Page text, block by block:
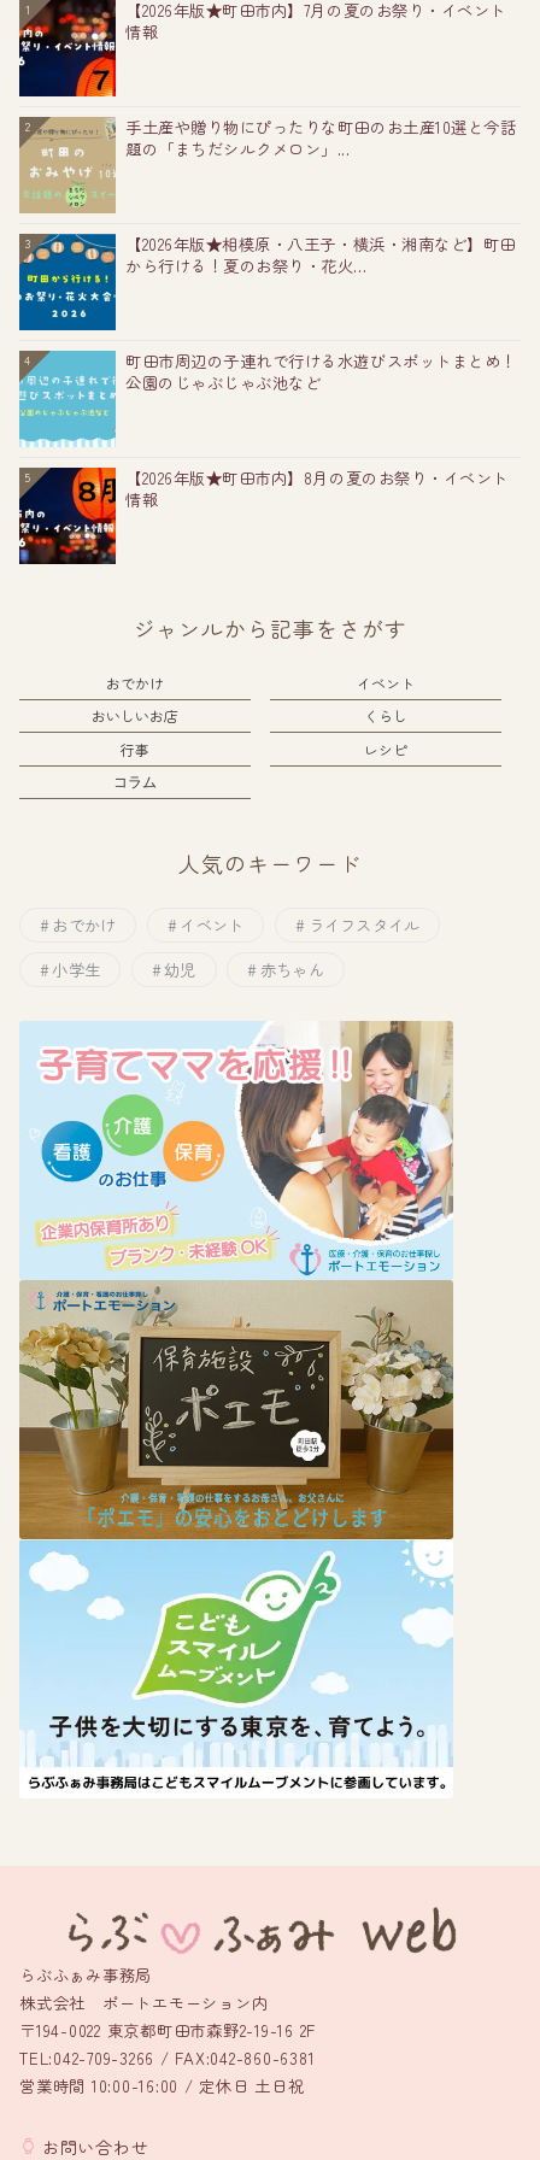
1
【2026年版★町田市内】7月の夏のお祭り・イベント
情報
2
手土産や贈り物にぴったりな町田のお土産10選と今話
題の「まちだシルクメロン」...
3
【2026年版★相模原・八王子・横浜・湘南など】町田
から行ける！夏のお祭り・花火...
4
町田市周辺の子連れで行ける水遊びスポットまとめ！
公園のじゃぶじゃぶ池など
5
【2026年版★町田市内】8月の夏のお祭り・イベント
情報
ジャンルから記事をさがす
おでかけ
イベント
おいしいお店
くらし
行事
レシピ
コラム
人気のキーワード
おでかけ イベント
ライフスタイル
小学生
幼児 赤ちゃん
らぶふぁみ事務局
株式会社 ポートエモーション内
〒194-0022 東京都町田市森野2-19-16 2F
TEL:042-709-3266 / FAX:042-860-6381
営業時間 10:00-16:00 / 定休日 土日祝
お問い合わせ